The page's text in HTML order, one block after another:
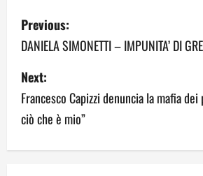
P
o
s
t
n
Previous:
DANIELA SIMONETTI – IMPUNITA’ DI
Next:
Francesco Capizzi denuncia la mafia
ciò che è mio”